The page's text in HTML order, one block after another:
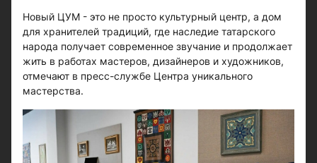
Новый ЦУМ - это не просто культурный центр, а дом
для хранителей традиций, где наследие татарского
народа получает современное звучание и продолжает
жить в работах мастеров, дизайнеров и художников,
отмечают в пресс-службе Центра уникального
мастерства.